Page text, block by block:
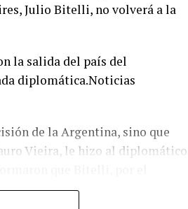
Julio Bitelli, no volverá a la
la salida del país del
diplomática.Noticias
de la Argentina, sino que
Vieira, le hizo al diplomático